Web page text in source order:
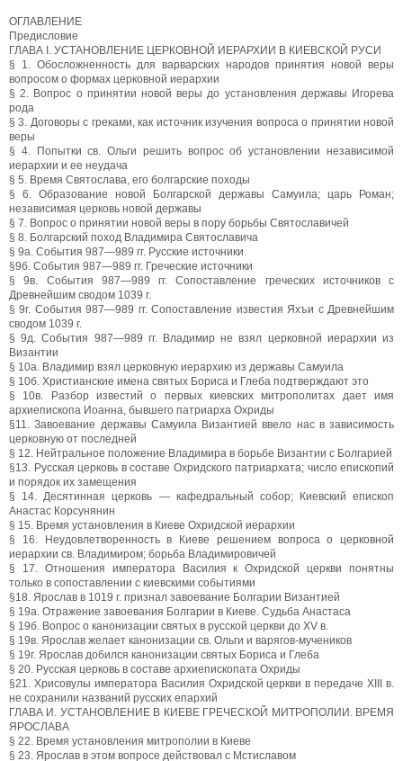
ОГЛАВЛЕНИЕ
Предисловие
ГЛАВА I. УСТАНОВЛЕНИЕ ЦЕРКОВНОЙ ИЕРАРХИИ В КИЕВСКОЙ РУСИ
§ 1. Обосложненность для варварских народов принятия новой веры
вопросом о формах церковной иерархии
§ 2. Вопрос о принятии новой веры до установления державы Игорева
рода
§ 3. Договоры с греками, как источник изучения вопроса о принятии новой
веры
§ 4. Попытки св. Ольги решить вопрос об установлении независимой
иерархии и ее неудача
§ 5. Время Святослава, его болгарские походы
§ 6. Образование новой Болгарской державы Самуила; царь Роман;
независимая церковь новой державы
§ 7. Вопрос о принятии новой веры в пору борьбы Святославичей
§ 8. Болгарский поход Владимира Святославича
§ 9а. События 987—989 гг. Русские источники
§9б. События 987—989 гг. Греческие источники
§ 9в. События 987—989 гг. Сопоставление греческих источников с
Древнейшим сводом 1039 г.
§ 9г. События 987—989 гг. Сопоставление известия Яхъи с Древнейшим
сводом 1039 г.
§ 9д. События 987—989 гг. Владимир не взял церковной иерархии из
Византии
§ 10а. Владимир взял церковную иерархию из державы Самуила
§ 10б. Христианские имена святых Бориса и Глеба подтверждают это
§ 10в. Разбор известий о первых киевских митрополитах дает имя
архиепископа Иоанна, бывшего патриарха Охриды
§11. Завоевание державы Самуила Византией ввело нас в зависимость
церковную от последней
§ 12. Нейтральное положение Владимира в борьбе Византии с Болгарией
§13. Русская церковь в составе Охридского патриархата; число епископий
и порядок их замещения
§ 14. Десятинная церковь — кафедральный собор; Киевский епископ
Анастас Корсунянин
§ 15. Время установления в Киеве Охридской иерархии
§ 16. Неудовлетворенность в Киеве решением вопроса о церковной
иерархии св. Владимиром; борьба Владимировичей
§ 17. Отношения императора Василия к Охридской церкви понятны
только в сопоставлении с киевскими событиями
§18. Ярослав в 1019 г. признал завоевание Болгарии Византией
§ 19а. Отражение завоевания Болгарии в Киеве. Судьба Анастаса
§ 19б. Вопрос о канонизации святых в русской церкви до XV в.
§ 19в. Ярослав желает канонизации св. Ольги и варягов-мучеников
§ 19г. Ярослав добился канонизации святых Бориса и Глеба
§ 20. Русская церковь в составе архиепископата Охриды
§21. Хрисовулы императора Василия Охридской церкви в передаче XIII в.
не сохранили названий русских епархий
ГЛАВА И. УСТАНОВЛЕНИЕ В КИЕВЕ ГРЕЧЕСКОЙ МИТРОПОЛИИ. ВРЕМЯ
ЯРОСЛАВА
§ 22. Время установления митрополии в Киеве
§ 23. Ярослав в этом вопросе действовал с Мстиславом